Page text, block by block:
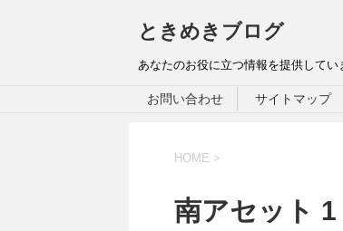
ときめきブログ
あなたのお役に立つ情報を提供してい
お問い合わせ サイトマップ
HOME >
南アセット 1